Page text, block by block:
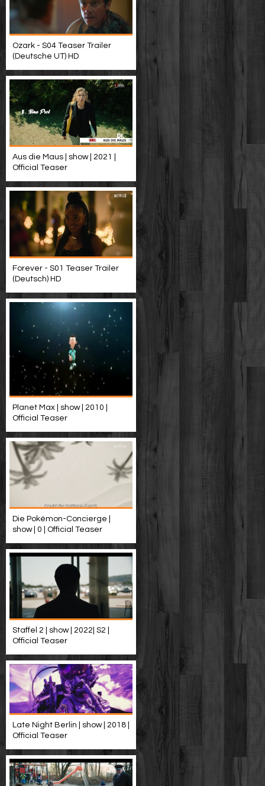
Ozark - S04 Teaser Trailer
(Deutsche UT) HD
Aus die Maus | show | 2021 |
Official Teaser
Forever - S01 Teaser Trailer
(Deutsch) HD
Planet Max | show | 2010 |
Official Teaser
Die Pokémon-Concierge |
show | 0 | Official Teaser
Staffel 2 | show | 2022| S2 |
Official Teaser
Late Night Berlin | show | 2018 |
Official Teaser